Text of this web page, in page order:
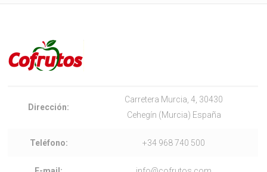
Dirección:
Carretera Murcia, 4, 30430
Cehegín (Murcia) España
Teléfono: +34 968 740 500